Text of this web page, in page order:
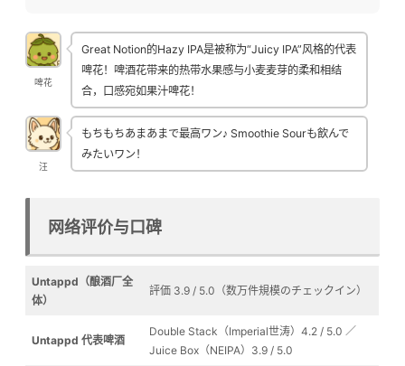
啤花
Great Notion的Hazy IPA是被称为“Juicy IPA”风格的代表
啤花！啤酒花带来的热带水果感与小麦麦芽的柔和相结
合，口感宛如果汁啤花！
汪
もちもちあまあまで最高ワン♪ Smoothie Sourも飲んで
みたいワン！
网络评价与口碑
Untappd（酿酒厂全
体）
評価 3.9 / 5.0（数万件規模のチェックイン）
Untappd 代表啤酒
Double Stack（Imperial世涛）4.2 / 5.0 ／
Juice Box（NEIPA）3.9 / 5.0